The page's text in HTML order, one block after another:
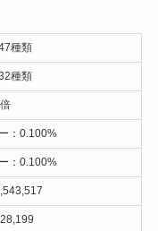
種類
種類
：0.100%
：0.100%